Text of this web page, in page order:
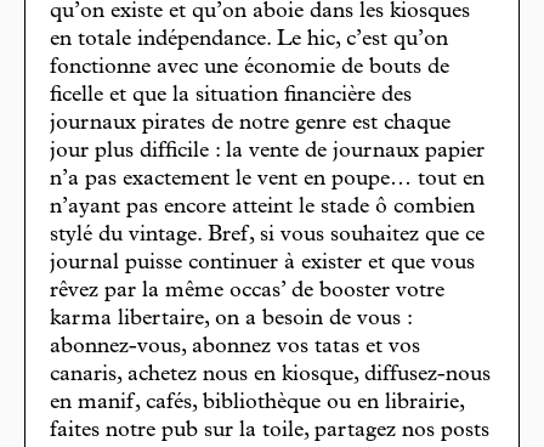
qu’on existe et qu’on aboie dans les kiosques
en totale indépendance. Le hic, c’est qu’on
fonctionne avec une économie de bouts de
ficelle et que la situation financière des
journaux pirates de notre genre est chaque
jour plus difficile : la vente de journaux papier
n’a pas exactement le vent en poupe… tout en
n’ayant pas encore atteint le stade ô combien
stylé du vintage. Bref, si vous souhaitez que ce
journal puisse continuer à exister et que vous
rêvez par la même occas’ de booster votre
karma libertaire, on a besoin de vous :
abonnez-vous, abonnez vos tatas et vos
canaris, achetez nous en kiosque, diffusez-nous
en manif, cafés, bibliothèque ou en librairie,
faites notre pub sur la toile, partagez nos posts